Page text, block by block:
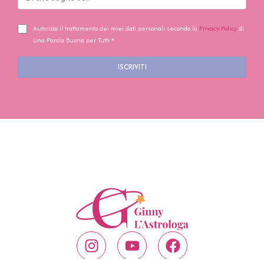
Autorizzo il trattamento dei miei dati personali secondo la Privacy Policydi
Una Parola Buona per Tutti *
ISCRIVITI